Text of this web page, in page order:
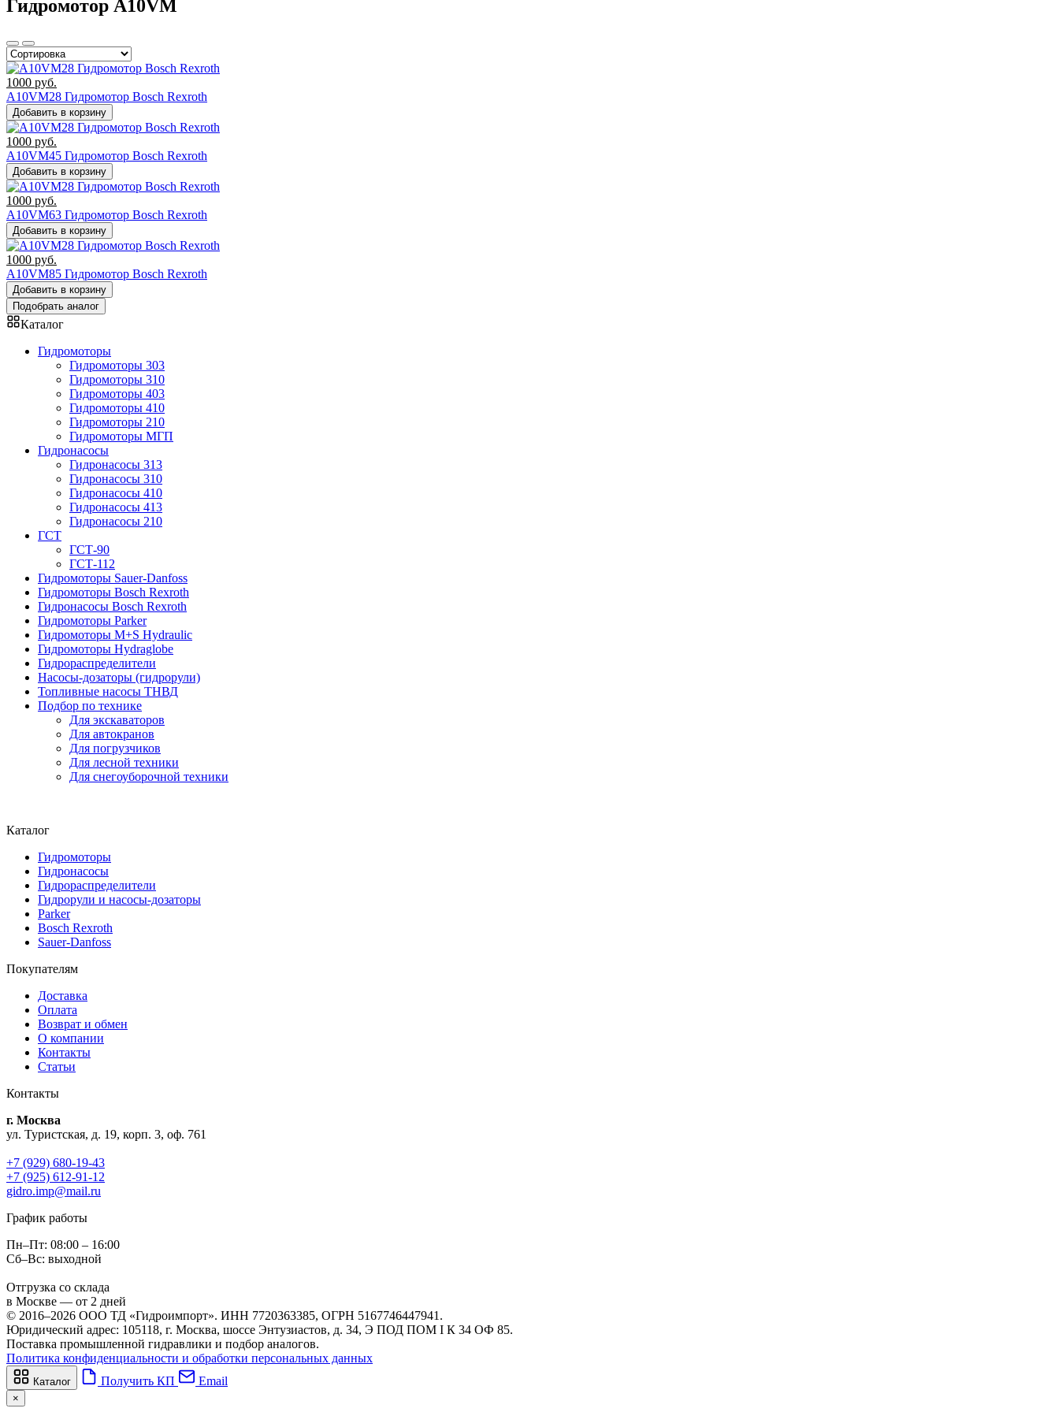
Гидромотор A10VM
1000 руб.
A10VM28 Гидромотор Bosch Rexroth
Добавить в корзину
1000 руб.
A10VM45 Гидромотор Bosch Rexroth
Добавить в корзину
1000 руб.
A10VM63 Гидромотор Bosch Rexroth
Добавить в корзину
1000 руб.
A10VM85 Гидромотор Bosch Rexroth
Добавить в корзину
Подобрать аналог
Каталог
Гидромоторы
Гидромоторы 303
Гидромоторы 310
Гидромоторы 403
Гидромоторы 410
Гидромоторы 210
Гидромоторы МГП
Гидронасосы
Гидронасосы 313
Гидронасосы 310
Гидронасосы 410
Гидронасосы 413
Гидронасосы 210
ГСТ
ГСТ-90
ГСТ-112
Гидромоторы Sauer-Danfoss
Гидромоторы Bosch Rexroth
Гидронасосы Bosch Rexroth
Гидромоторы Parker
Гидромоторы M+S Hydraulic
Гидромоторы Hydraglobe
Гидрораспределители
Насосы-дозаторы (гидрорули)
Топливные насосы ТНВД
Подбор по технике
Для экскаваторов
Для автокранов
Для погрузчиков
Для лесной техники
Для снегоуборочной техники
Каталог
Гидромоторы
Гидронасосы
Гидрораспределители
Гидрорули и насосы-дозаторы
Parker
Bosch Rexroth
Sauer-Danfoss
Покупателям
Доставка
Оплата
Возврат и обмен
О компании
Контакты
Статьи
Контакты
г. Москва
ул. Туристская, д. 19, корп. 3, оф. 761
+7 (929) 680-19-43
+7 (925) 612-91-12
gidro.imp@mail.ru
График работы
Пн–Пт: 08:00 – 16:00
Сб–Вс: выходной
Отгрузка со склада
в Москве — от 2 дней
© 2016–2026 ООО ТД «Гидроимпорт». ИНН 7720363385, ОГРН 5167746447941.
Юридический адрес: 105118, г. Москва, шоссе Энтузиастов, д. 34, Э ПОД ПОМ I К 34 ОФ 85.
Поставка промышленной гидравлики и подбор аналогов.
Политика конфиденциальности и обработки персональных данных
Каталог Получить КП Email
×